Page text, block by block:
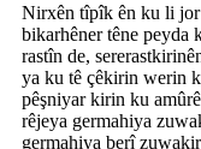
Nirxên tîpîk ên ku li jor
bikarhêner têne
rastîn de,
ya ku tê çêkirin werin
pêşniyar kirin ku
rêjeya germahiya
germahiya berî